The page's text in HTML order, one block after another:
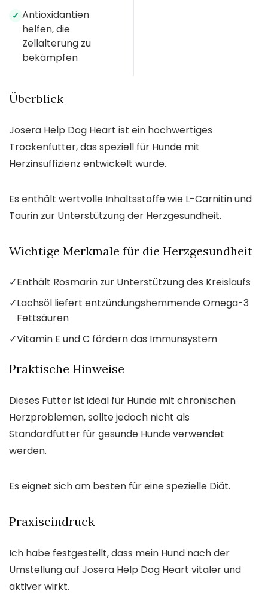
✓ Antioxidantien
helfen, die
Zellalterung zu
bekämpfen
Überblick
Josera Help Dog Heart ist ein hochwertiges
Trockenfutter, das speziell für Hunde mit
Herzinsuffizienz entwickelt wurde.
Es enthält wertvolle Inhaltsstoffe wie L-Carnitin und
Taurin zur Unterstützung der Herzgesundheit.
Wichtige Merkmale für die Herzgesundheit
✓Enthält Rosmarin zur Unterstützung des Kreislaufs
✓Lachsöl liefert entzündungshemmende Omega-3
Fettsäuren
✓Vitamin E und C fördern das Immunsystem
Praktische Hinweise
Dieses Futter ist ideal für Hunde mit chronischen
Herzproblemen, sollte jedoch nicht als
Standardfutter für gesunde Hunde verwendet
werden.
Es eignet sich am besten für eine spezielle Diät.
Praxiseindruck
Ich habe festgestellt, dass mein Hund nach der
Umstellung auf Josera Help Dog Heart vitaler und
aktiver wirkt.